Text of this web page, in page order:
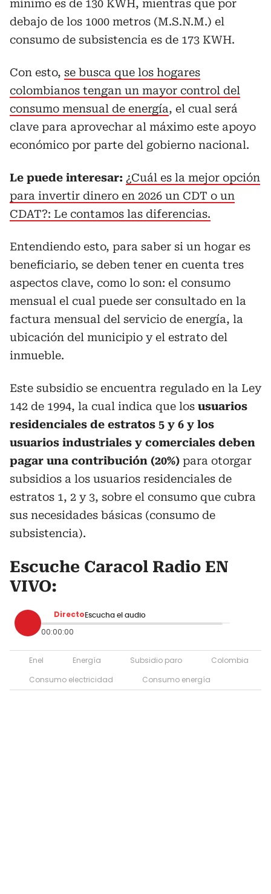
mínimo es de 130 KWH, mientras que por
debajo de los 1000 metros (M.S.N.M.) el
consumo de subsistencia es de 173 KWH.
Con esto, se busca que los hogares
colombianos tengan un mayor control del
consumo mensual de energía, el cual será
clave para aprovechar al máximo este apoyo
económico por parte del gobierno nacional.
Le puede interesar: ¿Cuál es la mejor opción
para invertir dinero en 2026 un CDT o un
CDAT?: Le contamos las diferencias.
Entendiendo esto, para saber si un hogar es
beneficiario, se deben tener en cuenta tres
aspectos clave, como lo son: el consumo
mensual el cual puede ser consultado en la
factura mensual del servicio de energía, la
ubicación del municipio y el estrato del
inmueble.
Este subsidio se encuentra regulado en la Ley
142 de 1994, la cual indica que los usuarios
residenciales de estratos 5 y 6 y los
usuarios industriales y comerciales deben
pagar una contribución (20%) para otorgar
subsidios a los usuarios residenciales de
estratos 1, 2 y 3, sobre el consumo que cubra
sus necesidades básicas (consumo de
subsistencia).​
Escuche Caracol Radio EN
VIVO:
Directo Escucha el audio
00:00:00
Enel Energía Subsidio paro
Colombia
Consumo electricidad
Consumo energía